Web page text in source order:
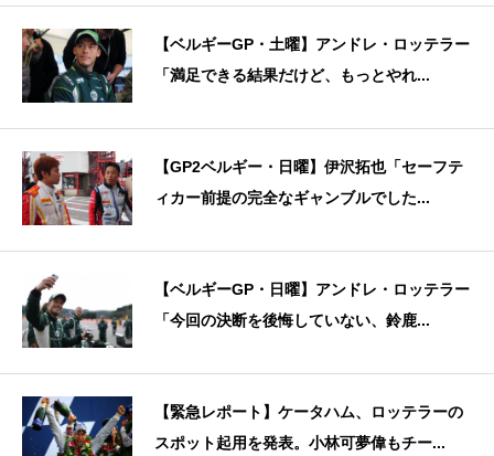
【ベルギーGP・土曜】アンドレ・ロッテラー
「満足できる結果だけど、もっとやれ...
【GP2ベルギー・日曜】伊沢拓也「セーフテ
ィカー前提の完全なギャンブルでした...
【ベルギーGP・日曜】アンドレ・ロッテラー
「今回の決断を後悔していない、鈴鹿...
【緊急レポート】ケータハム、ロッテラーの
スポット起用を発表。小林可夢偉もチー...